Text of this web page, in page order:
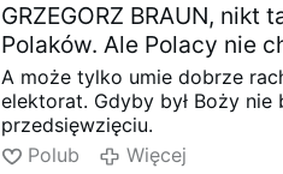
GRZEGORZ BRAUN, nikt
Polaków. Ale Polacy nie
A może tylko umie dobrze
elektorat. Gdyby był Boży nie
przedsięwzięciu.
Polub
Więcej